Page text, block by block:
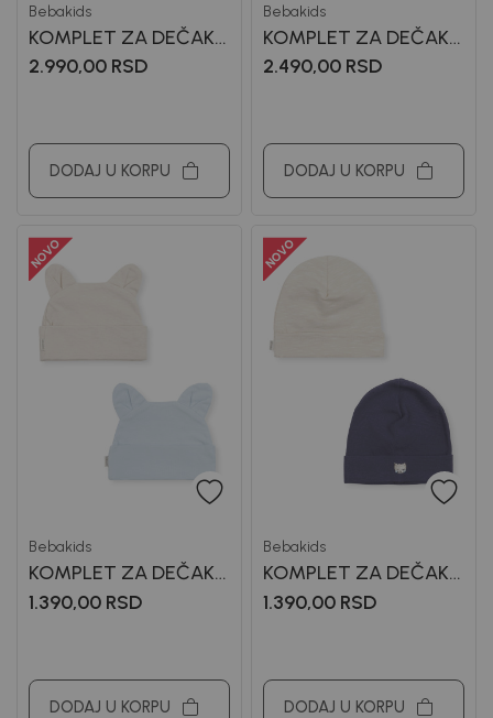
Bebakids
KOMPLET ZA DEČAKE
MARTIN
2.990,00 RSD
DODAJ U KORPU
Bebakids
KOMPLET ZA DEČAKE
MATEJA
2.490,00 RSD
DODAJ U KORPU
Bebakids
KOMPLET ZA DEČAKE
MAX
1.390,00 RSD
DODAJ U KORPU
Bebakids
KOMPLET ZA DEČAKE
MIHA
1.390,00 RSD
DODAJ U KORPU